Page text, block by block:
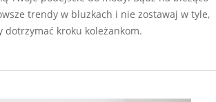
trendy w bluzkach i nie zostawaj w tyle,
dotrzymać kroku koleżankom.